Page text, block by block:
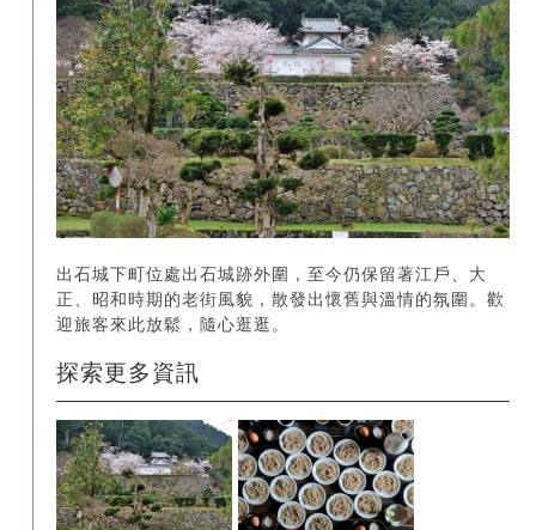
出石城下町位處出石城跡外圍，至今仍保留著江戶、大
正、昭和時期的老街風貌，散發出懷舊與溫情的氛圍。歡
迎旅客來此放鬆，隨心逛逛。
探索更多資訊